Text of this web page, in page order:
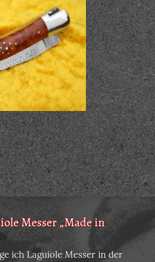
Messer „Made in
ich Laguiole Messer in der